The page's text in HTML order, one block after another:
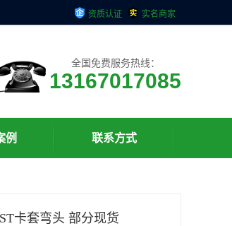
资质认证 实名商家
全国免费服务热线：
13167017085
例 联系方式
卡套弯头 部分现货